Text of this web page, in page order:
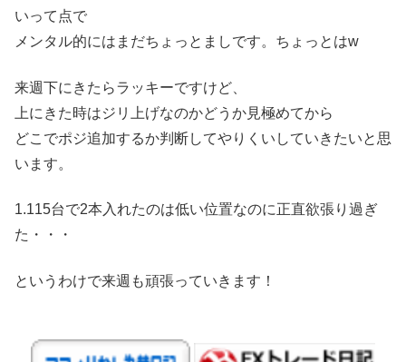
いって点で
メンタル的にはまだちょっとましです。ちょっとはw
来週下にきたらラッキーですけど、
上にきた時はジリ上げなのかどうか見極めてから
どこでポジ追加するか判断してやりくいしていきたいと思
います。
1.115台で2本入れたのは低い位置なのに正直欲張り過ぎ
た・・・
というわけで来週も頑張っていきます！